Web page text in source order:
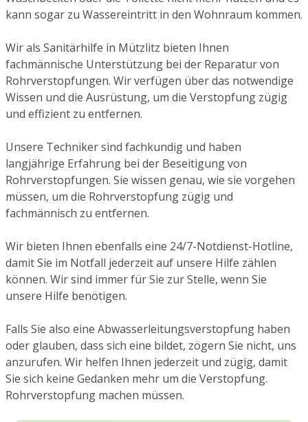
kann sogar zu Wassereintritt in den Wohnraum kommen.
Wir als Sanitärhilfe in Mützlitz bieten Ihnen
fachmännische Unterstützung bei der Reparatur von
Rohrverstopfungen. Wir verfügen über das notwendige
Wissen und die Ausrüstung, um die Verstopfung zügig
und effizient zu entfernen.
Unsere Techniker sind fachkundig und haben
langjährige Erfahrung bei der Beseitigung von
Rohrverstopfungen. Sie wissen genau, wie sie vorgehen
müssen, um die Rohrverstopfung zügig und
fachmännisch zu entfernen.
Wir bieten Ihnen ebenfalls eine 24/7-Notdienst-Hotline,
damit Sie im Notfall jederzeit auf unsere Hilfe zählen
können. Wir sind immer für Sie zur Stelle, wenn Sie
unsere Hilfe benötigen.
Falls Sie also eine Abwasserleitungsverstopfung haben
oder glauben, dass sich eine bildet, zögern Sie nicht, uns
anzurufen. Wir helfen Ihnen jederzeit und zügig, damit
Sie sich keine Gedanken mehr um die Verstopfung.
Rohrverstopfung machen müssen.